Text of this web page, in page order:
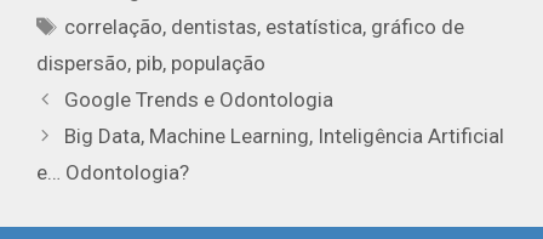
correlação, dentistas, estatística, gráfico de
dispersão, pib, população
Google Trends e Odontologia
Big Data, Machine Learning, Inteligência Artificial
e… Odontologia?